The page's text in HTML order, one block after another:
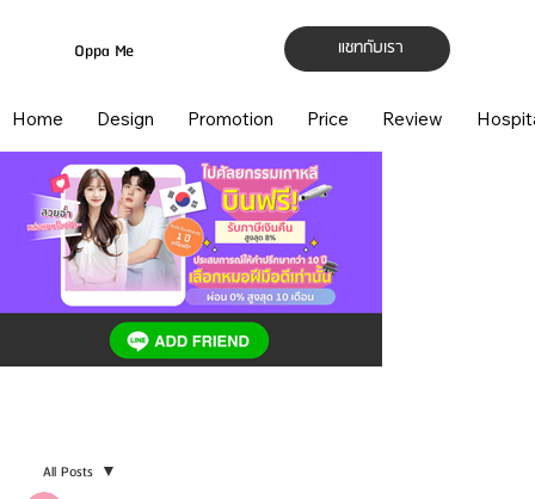
แชทกับเรา
Oppa Me
Home Design Promotion Price Review
All Posts